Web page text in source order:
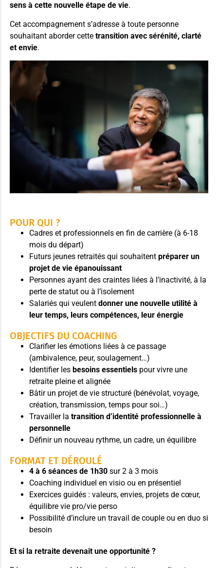
sens à cette nouvelle étape de vie.
Cet accompagnement s’adresse à toute personne
souhaitant aborder cette transition avec sérénité, clarté
et envie.
POUR QUI ?
Cadres et professionnels en fin de carrière (à 6-18
mois du départ)
Futurs jeunes retraités qui souhaitent préparer un
projet de vie épanouissant
Personnes ayant des craintes liées à l’inactivité, à la
perte de statut ou à l’isolement
Salariés qui veulent donner une nouvelle utilité à
leur temps, leurs compétences, leur énergie
OBJECTIFS DU COACHING
Clarifier les émotions liées à ce passage
(ambivalence, peur, soulagement…)
Identifier les besoins essentiels pour vivre une
retraite pleine et alignée
Bâtir un projet de vie structuré (bénévolat, voyage,
création, transmission, temps pour soi…)
Travailler la transition d’identité professionnelle à
personnelle
Définir un nouveau rythme, un cadre, un équilibre
FORMAT ET DÉROULÉ
4 à 6 séances de 1h30 sur 2 à 3 mois
Coaching individuel en visio ou en présentiel
Exercices guidés : valeurs, envies, projets de cœur,
équilibre vie pro/vie perso
Possibilité d’inclure un travail de couple ou en duo si
besoin
Et si la retraite devenait une opportunité ?